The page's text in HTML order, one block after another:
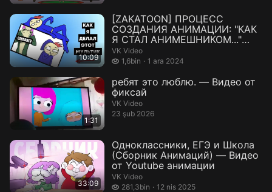
10:09
[ZAKATOON] ПРОЦЕСС
СОЗДАНИЯ АНИМАЦИИ: "КАК
Я СТАЛ АНИМЕШНИКОМ..."
(Speed An...
VK Video
1,6bin
1,6 bin izleme1 ara 2024
1:31
ребят это люблю. — Видео от
фиксай
VK Video
23 şub 2026
33:09
Одноклассники, ЕГЭ и Школа
(Сборник Анимаций) — Видео
от Youtube анимации
VK Video
281,3bin
281,3 bin izleme12 nis 2025